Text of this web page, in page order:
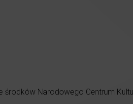
Narodowego Centrum